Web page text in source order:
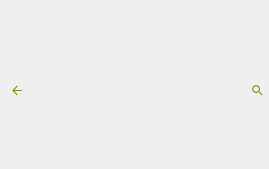
Trilha sonora: Sem Refúgio, por